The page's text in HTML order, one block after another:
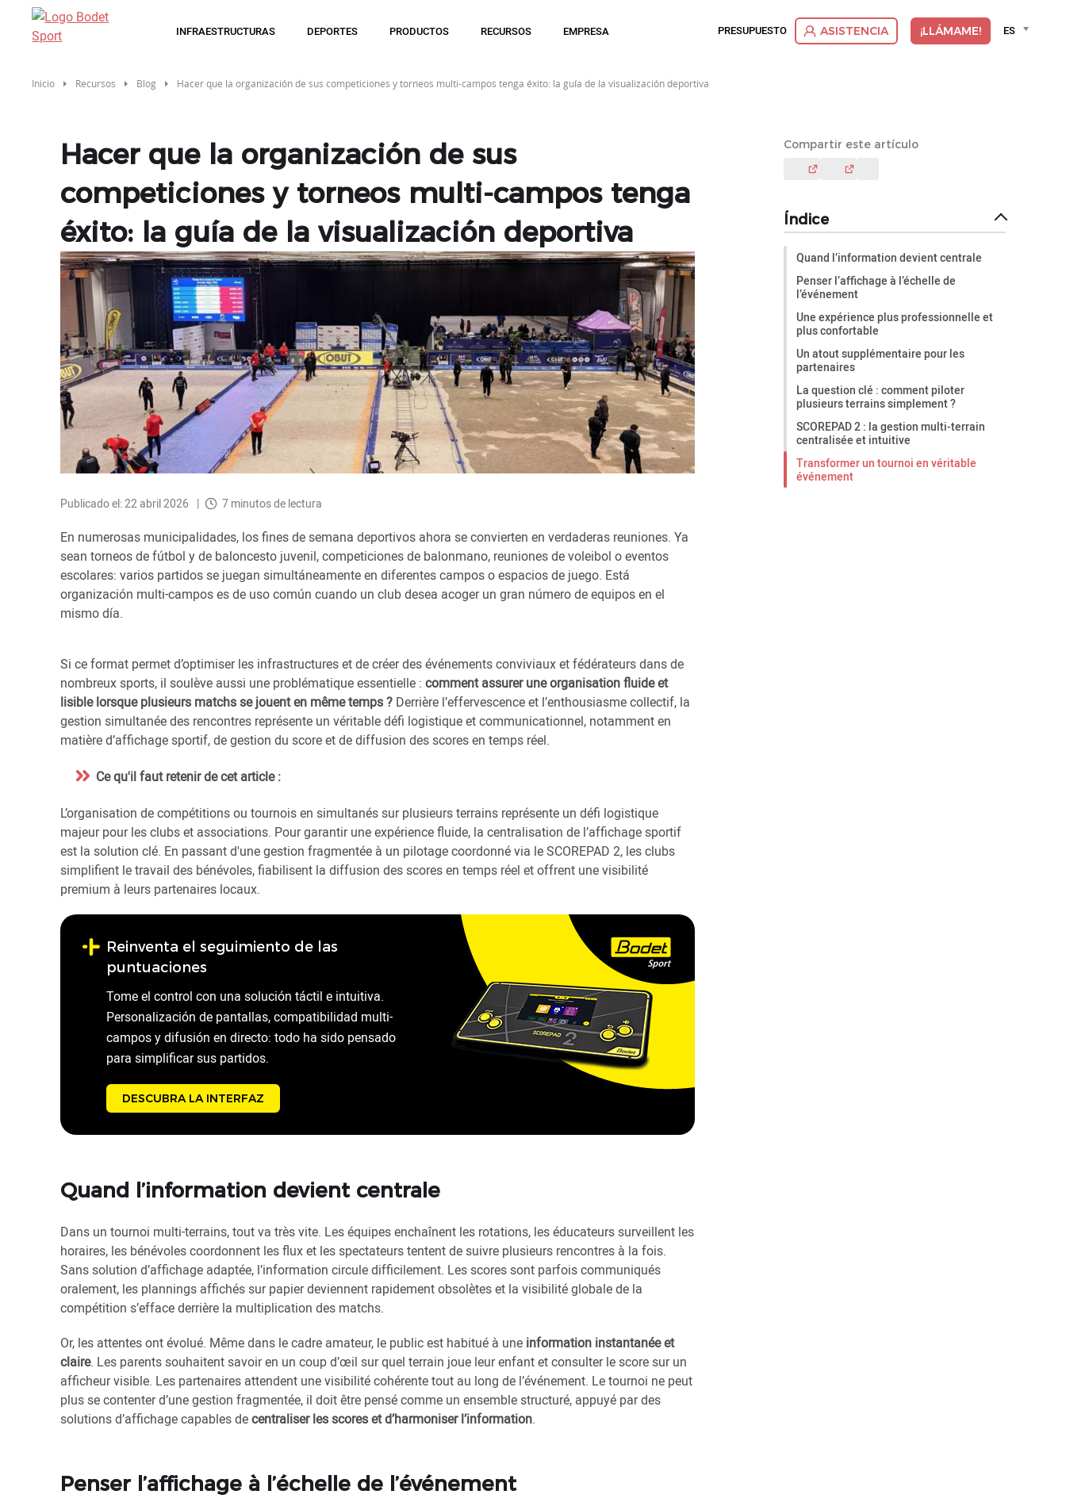
Pasar
contenido
INFRAESTRUCTURAS DEPORTES PRODUCTOS RECURSOS EMPRESA PRESUPUESTO ASISTENCIA ¡LLÁMAME!
Language
ES
Inicio Recursos Blog Hacer que la organización de sus competiciones y torneos multi-campos tenga éxito: la guía de la visualización deportiva
Hacer que la organización de sus
competiciones y torneos multi-campos tenga
éxito: la guía de la visualización deportiva
Publicado el: 22 abril 2026 7 minutos de lectura
En numerosas municipalidades, los fines de semana deportivos ahora se convierten en verdaderas reuniones. Ya
sean torneos de fútbol y de baloncesto juvenil, competiciones de balonmano, reuniones de voleibol o eventos
escolares: varios partidos se juegan simultáneamente en diferentes campos o espacios de juego. Está
organización multi-campos es de uso común cuando un club desea acoger un gran número de equipos en el
mismo día.
Si ce format permet d’optimiser les infrastructures et de créer des événements conviviaux et fédérateurs dans de
nombreux sports, il soulève aussi une problématique essentielle : comment assurer une organisation fluide et
lisible lorsque plusieurs matchs se jouent en même temps ? Derrière l’effervescence et l’enthousiasme collectif, la
gestion simultanée des rencontres représente un véritable défi logistique et communicationnel, notamment en
matière d’affichage sportif, de gestion du score et de diffusion des scores en temps réel.
Ce qu'il faut retenir de cet article :
L’organisation de compétitions ou tournois en simultanés sur plusieurs terrains représente un défi logistique
majeur pour les clubs et associations. Pour garantir une expérience fluide, la centralisation de l’affichage sportif
est la solution clé. En passant d'une gestion fragmentée à un pilotage coordonné via le SCOREPAD 2, les clubs
simplifient le travail des bénévoles, fiabilisent la diffusion des scores en temps réel et offrent une visibilité
premium à leurs partenaires locaux.
Reinventa el seguimiento de las
puntuaciones
Tome el control con una solución táctil e intuitiva.
Personalización de pantallas, compatibilidad multi-
campos y difusión en directo: todo ha sido pensado
para simplificar sus partidos.
DESCUBRA LA INTERFAZ
Quand l’information devient centrale
Dans un tournoi multi-terrains, tout va très vite. Les équipes enchaînent les rotations, les éducateurs surveillent les
horaires, les bénévoles coordonnent les flux et les spectateurs tentent de suivre plusieurs rencontres à la fois.
Sans solution d’affichage adaptée, l’information circule difficilement. Les scores sont parfois communiqués
oralement, les plannings affichés sur papier deviennent rapidement obsolètes et la visibilité globale de la
compétition s’efface derrière la multiplication des matchs.
Or, les attentes ont évolué. Même dans le cadre amateur, le public est habitué à une information instantanée et
claire. Les parents souhaitent savoir en un coup d’œil sur quel terrain joue leur enfant et consulter le score sur un
afficheur visible. Les partenaires attendent une visibilité cohérente tout au long de l’événement. Le tournoi ne peut
plus se contenter d’une gestion fragmentée, il doit être pensé comme un ensemble structuré, appuyé par des
solutions d’affichage capables decentraliser les scores et d’harmoniser l’information.
Penser l’affichage à l’échelle de l’événement
Compartir este artículo
Índice
Quand l’information devient centrale
Penser l’affichage à l’échelle de
l’événement
Une expérience plus professionnelle et
plus confortable
Un atout supplémentaire pour les
partenaires
La question clé : comment piloter
plusieurs terrains simplement ?
SCOREPAD 2 : la gestion multi-terrain
centralisée et intuitive
Transformer un tournoi en véritable
événement